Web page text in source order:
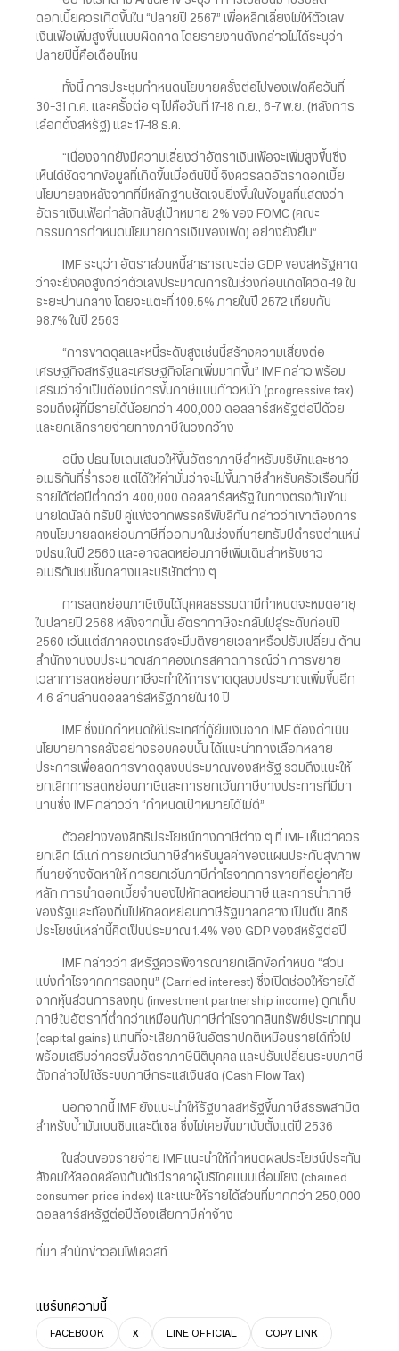
ดอกเบี้ยควรเกิดขึ้นใน “ปลายปี 2567” เพื่อหลีกเลี่ยงไม่ให้ตัวเลข
เงินเฟ้อเพิ่มสูงขึ้นแบบผิดคาด โดยรายงานดังกล่าวไม่ได้ระบุว่า
ปลายปีนี้คือเดือนไหน
ทั้งนี้ การประชุมกำหนดนโยบายครั้งต่อไปของเฟดคือวันที่
30-31 ก.ค. และครั้งต่อ ๆ ไปคือวันที่ 17-18 ก.ย., 6-7 พ.ย. (หลังการ
เลือกตั้งสหรัฐ) และ 17-18 ธ.ค.
“เนื่องจากยังมีความเสี่ยงว่าอัตราเงินเฟ้อจะเพิ่มสูงขึ้นซึ่ง
เห็นได้ชัดจากข้อมูลที่เกิดขึ้นเมื่อต้นปีนี้ จึงควรลดอัตราดอกเบี้ย
นโยบายลงหลังจากที่มีหลักฐานชัดเจนยิ่งขึ้นในข้อมูลที่แสดงว่า
อัตราเงินเฟ้อกำลังกลับสู่เป้าหมาย 2% ของ FOMC (คณะ
กรรมการกำหนดนโยบายการเงินของเฟด) อย่างยั่งยืน”
IMF ระบุว่า อัตราส่วนหนี้สาธารณะต่อ GDP ของสหรัฐคาด
ว่าจะยังคงสูงกว่าตัวเลขประมาณการในช่วงก่อนเกิดโควิด-19 ใน
ระยะปานกลาง โดยจะแตะที่ 109.5% ภายในปี 2572 เทียบกับ
98.7% ในปี 2563
“การขาดดุลและหนี้ระดับสูงเช่นนี้สร้างความเสี่ยงต่อ
เศรษฐกิจสหรัฐและเศรษฐกิจโลกเพิ่มมากขึ้น” IMF กล่าว พร้อม
เสริมว่าจำเป็นต้องมีการขึ้นภาษีแบบก้าวหน้า (progressive tax)
รวมถึงผู้ที่มีรายได้น้อยกว่า 400,000 ดอลลาร์สหรัฐต่อปีด้วย
และยกเลิกรายจ่ายทางภาษีในวงกว้าง
อนึ่ง ปธน.ไบเดนเสนอให้ขึ้นอัตราภาษีสำหรับบริษัทและชาว
อเมริกันที่ร่ำรวย แต่ได้ให้คำมั่นว่าจะไม่ขึ้นภาษีสำหรับครัวเรือนที่มี
รายได้ต่อปีต่ำกว่า 400,000 ดอลลาร์สหรัฐ ในทางตรงกันข้าม
นายโดนัลด์ ทรัมป์ คู่แข่งจากพรรครีพับลิกัน กล่าวว่าเขาต้องการ
คงนโยบายลดหย่อนภาษีที่ออกมาในช่วงที่นายทรัมป์ดำรงตำแหน่
งปธน.ในปี 2560 และอาจลดหย่อนภาษีเพิ่มเติมสำหรับชาว
อเมริกันชนชั้นกลางและบริษัทต่าง ๆ
การลดหย่อนภาษีเงินได้บุคคลธรรมดามีกำหนดจะหมดอายุ
ในปลายปี 2568 หลังจากนั้น อัตราภาษีจะกลับไปสู่ระดับก่อนปี
2560 เว้นแต่สภาคองเกรสจะมีมติขยายเวลาหรือปรับเปลี่ยน ด้าน
สำนักงานงบประมาณสภาคองเกรสคาดการณ์ว่า การขยาย
เวลาการลดหย่อนภาษีจะทำให้การขาดดุลงบประมาณเพิ่มขึ้นอีก
4.6 ล้านล้านดอลลาร์สหรัฐภายใน 10 ปี
IMF ซึ่งมักกำหนดให้ประเทศที่กู้ยืมเงินจาก IMF ต้องดำเนิน
นโยบายการคลังอย่างรอบคอบนั้น ได้แนะนำทางเลือกหลาย
ประการเพื่อลดการขาดดุลงบประมาณของสหรัฐ รวมถึงแนะให้
ยกเลิกการลดหย่อนภาษีและการยกเว้นภาษีบางประการที่มีมา
นานซึ่ง IMF กล่าวว่า “กำหนดเป้าหมายได้ไม่ดี”
ตัวอย่างของสิทธิประโยชน์ทางภาษีต่าง ๆ ที่ IMF เห็นว่าควร
ยกเลิก ได้แก่ การยกเว้นภาษีสำหรับมูลค่าของแผนประกันสุขภาพ
ที่นายจ้างจัดหาให้ การยกเว้นภาษีกำไรจากการขายที่อยู่อาศัย
หลัก การนำดอกเบี้ยจำนองไปหักลดหย่อนภาษี และการนำภาษี
ของรัฐและท้องถิ่นไปหักลดหย่อนภาษีรัฐบาลกลาง เป็นต้น สิทธิ
ประโยชน์เหล่านี้คิดเป็นประมาณ 1.4% ของ GDP ของสหรัฐต่อปี
IMF กล่าวว่า สหรัฐควรพิจารณายกเลิกข้อกำหนด “ส่วน
แบ่งกำไรจากการลงทุน” (Carried interest) ซึ่งเปิดช่องให้รายได้
จากหุ้นส่วนการลงทุน (investment partnership income) ถูกเก็บ
ภาษีในอัตราที่ต่ำกว่าเหมือนกับภาษีกำไรจากสินทรัพย์ประเภททุน
(capital gains) แทนที่จะเสียภาษีในอัตราปกติเหมือนรายได้ทั่วไป
พร้อมเสริมว่าควรขึ้นอัตราภาษีนิติบุคคล และปรับเปลี่ยนระบบภาษี
ดังกล่าวไปใช้ระบบภาษีกระแสเงินสด (Cash Flow Tax)
นอกจากนี้ IMF ยังแนะนำให้รัฐบาลสหรัฐขึ้นภาษีสรรพสามิต
สำหรับน้ำมันเบนซินและดีเซล ซึ่งไม่เคยขึ้นมานับตั้งแต่ปี 2536
ในส่วนของรายจ่าย IMF แนะนำให้กำหนดผลประโยชน์ประกัน
สังคมให้สอดคล้องกับดัชนีราคาผู้บริโภคแบบเชื่อมโยง (chained
consumer price index) และแนะให้รายได้ส่วนที่มากกว่า 250,000
ดอลลาร์สหรัฐต่อปีต้องเสียภาษีค่าจ้าง
ที่มา สำนักข่าวอินโฟเควสท์
แชร์บทความนี้
FACEBOOK X LINE OFFICIAL COPY LINK